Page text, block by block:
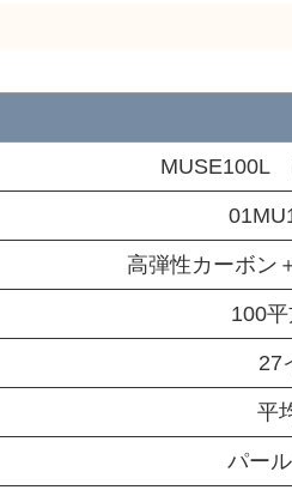
MUSE100L
高弾性カーボン
100
27
平
パー